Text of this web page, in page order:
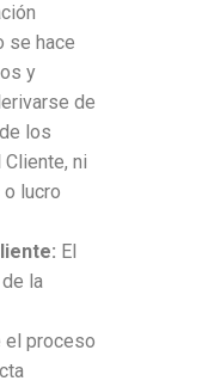
se hace
y
de
los
ni
lucro
El
la
el proceso